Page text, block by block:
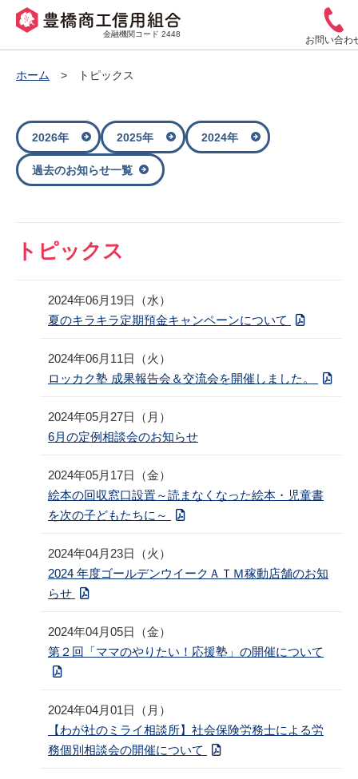
金融機関コード 2448
お問い合わ
ホーム トピックス
2026年 2025年 2024年
過去のお知らせ一覧
トピックス
2024年06月19日（水）
夏のキラキラ定期預金キャンペーンについて
2024年06月11日（火）
ロッカク塾 成果報告会＆交流会を開催しました。
2024年05月27日（月）
6月の定例相談会のお知らせ
2024年05月17日（金）
絵本の回収窓口設置～読まなくなった絵本・児童書
を次の子どもたちに～
2024年04月23日（火）
2024 年度ゴールデンウイークＡＴＭ稼動店舗のお知
らせ
2024年04月05日（金）
第２回「ママのやりたい！応援塾」の開催について
2024年04月01日（月）
【わが社のミライ相談所】社会保険労務士による労
務個別相談会の開催について